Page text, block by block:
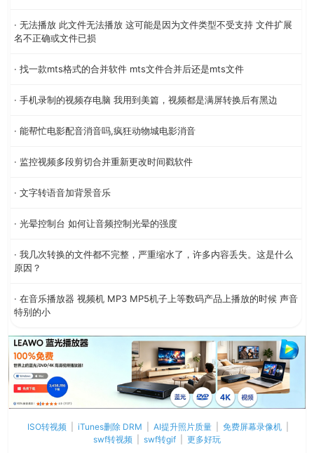
· 无法播放 此文件无法播放 这可能是因为文件类型不受支持 文件扩展
名不正确或文件已损
· 找一款mts格式的合并软件 mts文件合并后还是mts文件
· 手机录制的视频存电脑 我用到美篇，视频都是满屏转换后有黑边
· 能帮忙电影配音消音吗,疯狂动物城电影消音
· 监控视频多段剪切合并重新更改时间戳软件
· 文字转语音加背景音乐
· 光晕控制台 如何让音频控制光晕的强度
· 我几次转换的文件都不完整，严重缩水了，许多内容丢失。这是什么
原因？
· 在音乐播放器 视频机 MP3 MP5机子上等数码产品上播放的时候 声音
特别的小
ISO转视频 iTunes删除 DRM AI提升照片质量 免费屏幕录像机
swf转视频
swf转gif
更多好玩